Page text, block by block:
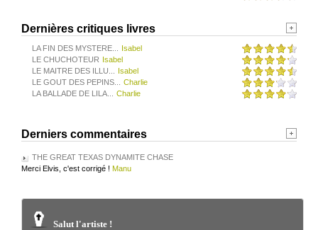
Dernières critiques livres
LA FIN DES MYSTERE...
Isabel
LE CHUCHOTEUR Isabel
LE MAITRE DES ILLU...
Isabel
LE GOUT DES PEPINS...
Charlie
LA BALLADE DE LILA...
Charlie
Derniers commentaires
THE GREAT TEXAS DYNAMITE CHASE
Merci Elvis, c'est corrigé ! Manu
Salut l'artiste !